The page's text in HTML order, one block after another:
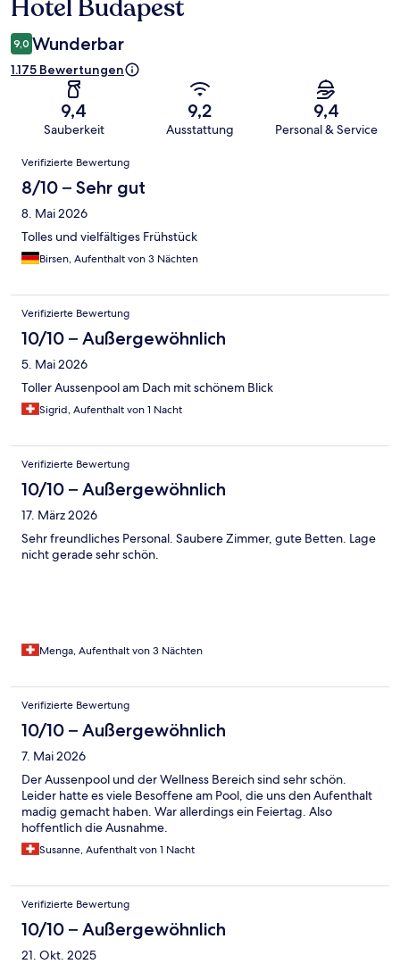
Hotel Budapest
9,0 Wunderbar
1.175 Bewertungen
9,4
Sauberkeit
9,2
Ausstattung
9,4
Personal & Service
Bewertungen
Verifizierte Bewertung
8/10 – Sehr gut
8. Mai 2026
Tolles und vielfältiges Frühstück
Birsen, Aufenthalt von 3 Nächten
Verifizierte Bewertung
10/10 – Außergewöhnlich
5. Mai 2026
Toller Aussenpool am Dach mit schönem Blick
Sigrid, Aufenthalt von 1 Nacht
Verifizierte Bewertung
10/10 – Außergewöhnlich
17. März 2026
Sehr freundliches Personal. Saubere Zimmer, gute Betten. Lage
nicht gerade sehr schön.
Menga, Aufenthalt von 3 Nächten
Verifizierte Bewertung
10/10 – Außergewöhnlich
7. Mai 2026
Der Aussenpool und der Wellness Bereich sind sehr schön.
Leider hatte es viele Besoffene am Pool, die uns den Aufenthalt
madig gemacht haben. War allerdings ein Feiertag. Also
hoffentlich die Ausnahme.
Susanne, Aufenthalt von 1 Nacht
Verifizierte Bewertung
10/10 – Außergewöhnlich
21. Okt. 2025